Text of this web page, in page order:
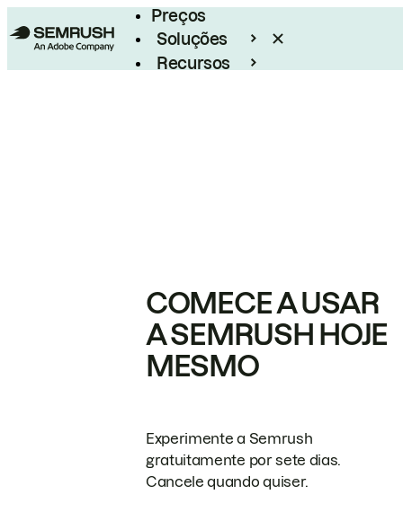
Preços
Soluções
Recursos
COMECE A USAR
A SEMRUSH HOJE
MESMO
Experimente a Semrush
gratuitamente por sete dias.
Cancele quando quiser.